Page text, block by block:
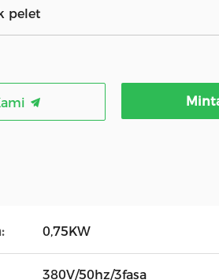
pelet
0,75KW
380V/50hz/3fasa